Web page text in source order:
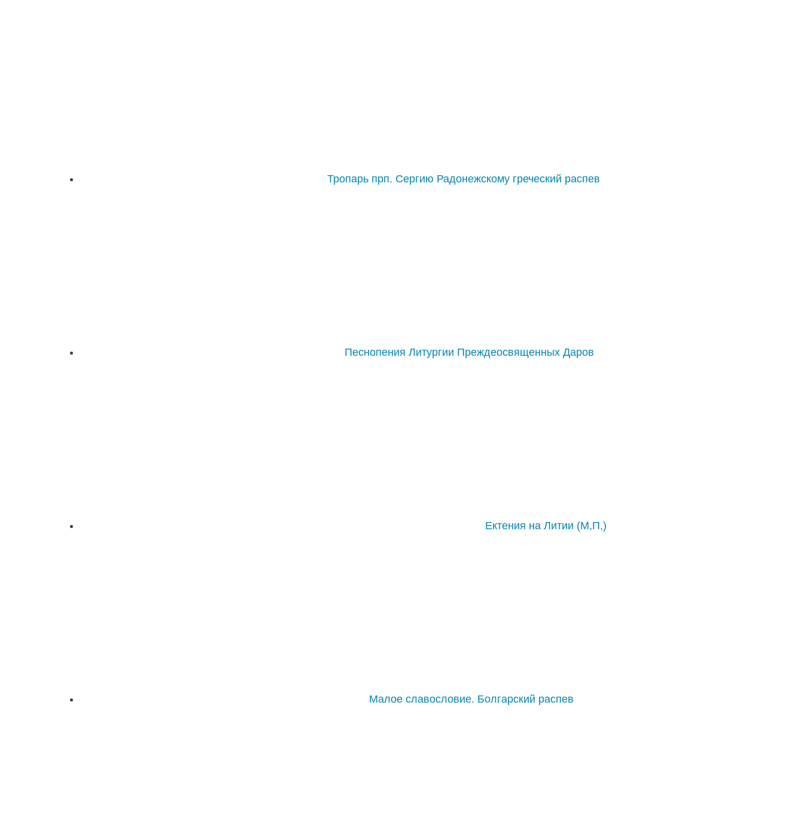
Тропарь прп. Сергию Радонежскому греческий распев
Песнопения Литургии Преждеосвященных Даров
Ектения на Литии (М,П,)
Малое славословие. Болгарский распев